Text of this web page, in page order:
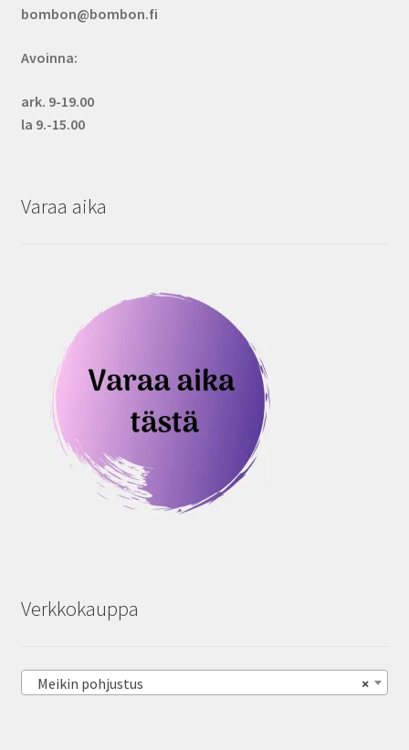
bombon@bombon.fi
Avoinna:
ark. 9-19.00
la 9.-15.00
Varaa aika
Verkkokauppa
×
Meikin pohjustus